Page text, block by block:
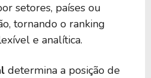
50
0,00
setores, países ou
tornando o ranking
e analítica.
determina a posição de